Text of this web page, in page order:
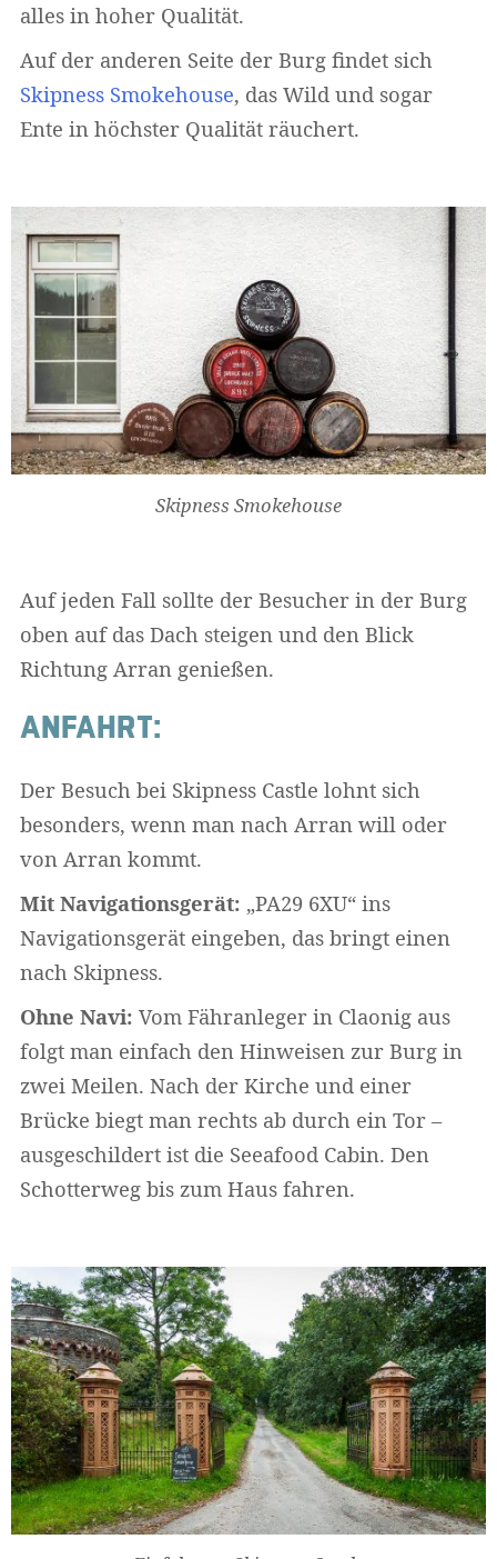
alles in hoher Qualität.
Auf der anderen Seite der Burg findet sich
Skipness Smokehouse, das Wild und sogar
Ente in höchster Qualität räuchert.
Skipness Smokehouse
Auf jeden Fall sollte der Besucher in der Burg
oben auf das Dach steigen und den Blick
Richtung Arran genießen.
ANFAHRT:
Der Besuch bei Skipness Castle lohnt sich
besonders, wenn man nach Arran will oder
von Arran kommt.
Mit Navigationsgerät: „PA29 6XU“ ins
Navigationsgerät eingeben, das bringt einen
nach Skipness.
Ohne Navi: Vom Fähranleger in Claonig aus
folgt man einfach den Hinweisen zur Burg in
zwei Meilen. Nach der Kirche und einer
Brücke biegt man rechts ab durch ein Tor –
ausgeschildert ist die Seeafood Cabin. Den
Schotterweg bis zum Haus fahren.